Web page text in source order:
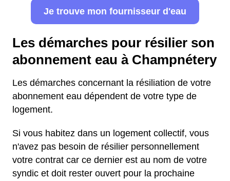
Je trouve mon fournisseur d'eau
Les démarches pour résilier son
abonnement eau à Champnétery
Les démarches concernant la résiliation de votre
abonnement eau dépendent de votre type de
logement.
Si vous habitez dans un logement collectif, vous
n'avez pas besoin de résilier personnellement
votre contrat car ce dernier est au nom de votre
syndic et doit rester ouvert pour la prochaine